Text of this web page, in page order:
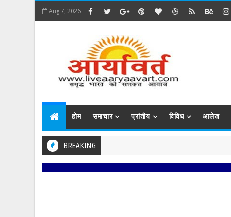
Aug 7, 2026
होम समाचार प्रांतीय विविध आलेख
BREAKING